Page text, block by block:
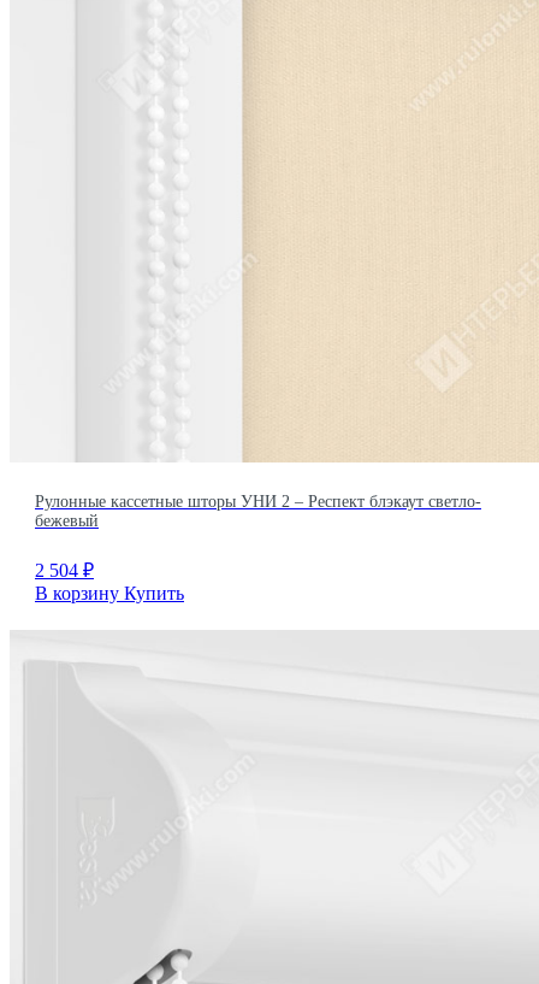
Рулонные кассетные шторы УНИ 2 – Респект блэкаут светло-
бежевый
2 504 ₽
В корзину Купить